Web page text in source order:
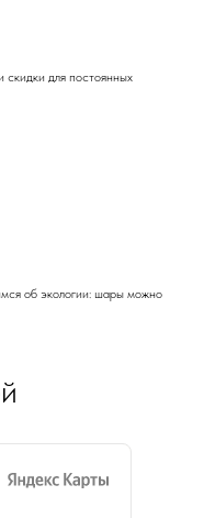
скидки для постоянных
об экологии: шары можно